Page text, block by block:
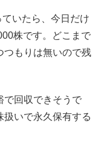
いたら、今日だけ
株です。どこまで
つもりは無いので残
で回収できそうで
いで永久保有する